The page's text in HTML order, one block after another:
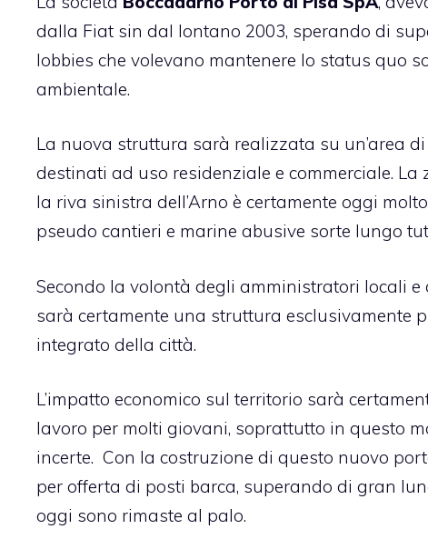
dalla Fiat sin dal lontano 2003, sperando di
lobbies che volevano mantenere lo status quo
ambientale.
La nuova struttura sarà realizzata su un’area
destinati ad uso residenziale e commerciale.
la riva sinistra dell’Arno è certamente oggi molto
pseudo cantieri e marine abusive sorte lungo
Secondo la volontà degli amministratori locali
sarà certamente una struttura esclusivamente
integrato della città.
L’impatto economico sul territorio sarà
lavoro per molti giovani, soprattutto in questo
incerte. Con la costruzione di questo nuovo
per offerta di posti barca, superando di gran
oggi sono rimaste al palo.